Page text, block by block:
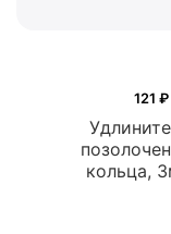
кольца,
121 ₽